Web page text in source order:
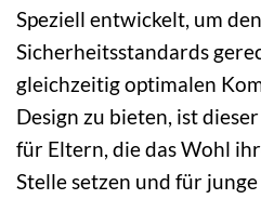
Speziell entwickelt, um
Sicherheitsstandards
gleichzeitig optimalen
Design zu bieten, ist
für Eltern, die das Wohl
Stelle setzen und für